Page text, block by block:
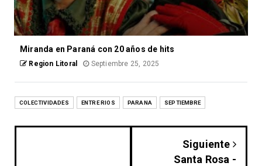
Miranda en Paraná con 20 años de hits
Region Litoral Septiembre 25, 2025
COLECTIVIDADES ENTRE RIOS PARANA SEPTIEMBRE
Siguiente
Santa Rosa -